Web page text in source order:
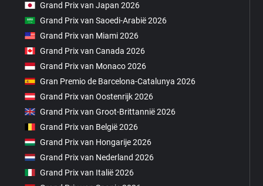
Grand Prix van Japan 2026
Grand Prix van Saoedi-Arabië 2026
Grand Prix van Miami 2026
Grand Prix van Canada 2026
Grand Prix van Monaco 2026
Gran Premio de Barcelona-Catalunya 2026
Grand Prix van Oostenrijk 2026
Grand Prix van Groot-Brittannië 2026
Grand Prix van België 2026
Grand Prix van Hongarije 2026
Grand Prix van Nederland 2026
Grand Prix van Italië 2026